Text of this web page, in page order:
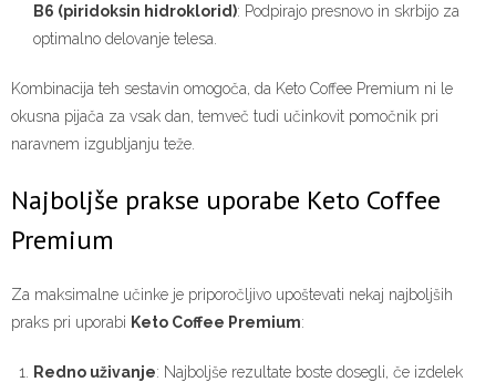
B6 (piridoksin hidroklorid): Podpirajo presnovo in skrbijo za
optimalno delovanje telesa.
Kombinacija teh sestavin omogoča, da Keto Coffee Premium ni le
okusna pijača za vsak dan, temveč tudi učinkovit pomočnik pri
naravnem izgubljanju teže.
Najboljše prakse uporabe Keto Coffee
Premium
Za maksimalne učinke je priporočljivo upoštevati nekaj najboljših
praks pri uporabi Keto Coffee Premium:
Redno uživanje: Najboljše rezultate boste dosegli, če izdelek